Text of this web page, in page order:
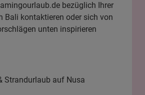
bezüglich Ihrer
Bali kontaktieren oder sich von
unten inspirieren
Strandurlaub auf Nusa